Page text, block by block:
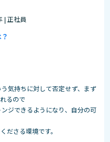
| 正社員
気持ちに対して否定せず、まず
るので
ジできるようになり、自分の可
ださる環境です。